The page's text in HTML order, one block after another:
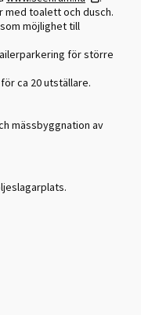
med toalett och dusch.
möjlighet till
för större
ca 20 utställare.
mässbyggnation av